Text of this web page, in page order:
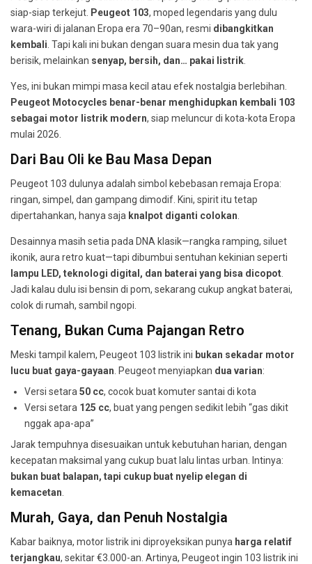
siap-siap terkejut. Peugeot 103, moped legendaris yang dulu
wara-wiri di jalanan Eropa era 70–90an, resmi dibangkitkan
kembali . Tapi kali ini bukan dengan suara mesin dua tak yang
berisik, melainkan senyap, bersih, dan… pakai listrik
Yes, ini bukan mimpi masa kecil atau efek nostalgia berlebihan.
Peugeot Motocycles benar-benar menghidupkan kembali 103
sebagai motor listrik modern, siap meluncur di kota-kota Eropa
mulai 2026.
Dari Bau Oli ke Bau Masa Depan
Peugeot 103 dulunya adalah simbol kebebasan remaja Eropa:
ringan, simpel, dan gampang dimodif. Kini, spirit itu tetap
dipertahankan, hanya saja knalpot diganti colokan
Desainnya masih setia pada DNA klasik—rangka ramping, siluet
ikonik, aura retro kuat—tapi dibumbui sentuhan kekinian seperti
lampu LED, teknologi digital, dan baterai yang bisa dicopot
Jadi kalau dulu isi bensin di pom, sekarang cukup angkat baterai,
colok di rumah, sambil ngopi.
Tenang, Bukan Cuma Pajangan Retro
Meski tampil kalem, Peugeot 103 listrik ini bukan sekadar motor
lucu buat gaya-gayaan . Peugeot menyiapkan dua varian:
Versi setara 50 cc, cocok buat komuter santai di kota
Versi setara 125 cc, buat yang pengen sedikit lebih “gas dikit
nggak apa-apa”
Jarak tempuhnya disesuaikan untuk kebutuhan harian, dengan
kecepatan maksimal yang cukup buat lalu lintas urban. Intinya:
bukan buat balapan, tapi cukup buat nyelip elegan di
kemacetan
Murah, Gaya, dan Penuh Nostalgia
Kabar baiknya, motor listrik ini diproyeksikan punya harga relatif
terjangkau, sekitar €3.000-an. Artinya, Peugeot ingin 103 listrik ini